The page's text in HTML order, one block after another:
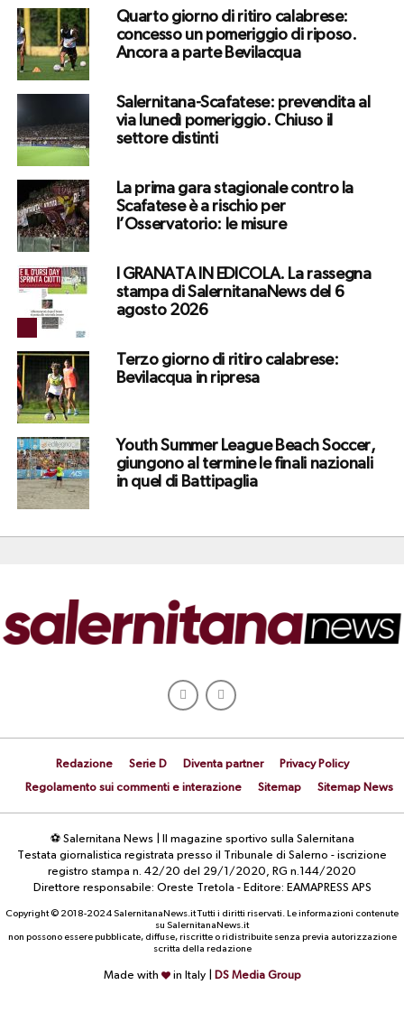
Quarto giorno di ritiro calabrese:
concesso un pomeriggio di riposo.
Ancora a parte Bevilacqua
Salernitana-Scafatese: prevendita al
via lunedì pomeriggio. Chiuso il
settore distinti
La prima gara stagionale contro la
Scafatese è a rischio per
l’Osservatorio: le misure
I GRANATA IN EDICOLA. La rassegna
stampa di SalernitanaNews del 6
agosto 2026
Terzo giorno di ritiro calabrese:
Bevilacqua in ripresa
Youth Summer League Beach Soccer,
giungono al termine le finali nazionali
in quel di Battipaglia
Redazione Serie D Diventa partner
Privacy Policy
Regolamento sui commenti e interazione
Sitemap Sitemap News
⚽ Salernitana News | Il magazine sportivo sulla Salernitana
Testata giornalistica registrata presso il Tribunale di Salerno - iscrizione
registro stampa n. 42/20 del 29/1/2020, RG n.144/2020
Direttore responsabile: Oreste Tretola - Editore: EAMAPRESS APS
Copyright © 2018-2024 SalernitanaNews.it Tutti i diritti riservati. Le informazioni contenute
su SalernitanaNews.it
non possono essere pubblicate, diffuse, riscritte o ridistribuite senza previa autorizzazione
scritta della redazione
Made with in Italy | DS Media Group